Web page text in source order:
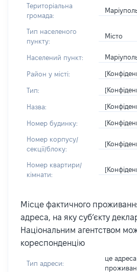
Територіальна
громада:
Тип населеного
пункту:
Місто
Населений пункт:
Район у місті:
Тип:
Назва:
Номер будинку:
Номер корпусу/
секції/блоку:
Номер квартири/
кімнати:
Місце фактичного
адреса, на яку суб’єкту
Національним агентством
кореспонденцію
Тип адреси:
це